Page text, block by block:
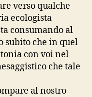
verso qualche
ecologista
consumando al
subito che in quel
con voi nel
che tale
al nostro